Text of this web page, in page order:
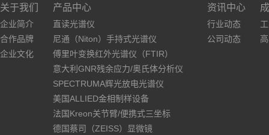
关于我们
企业简介
合作品牌
企业文化
产品中心
直读光谱仪
尼通（Niton）手持式光谱仪
傅里叶变换红外光谱仪（FTIR）
意大利GNR残余应力/奥氏体分析仪
SPECTRUMA辉光放电光谱仪
美国ALLIED金相制样设备
法国Kreon关节臂/便携式三坐标
德国蔡司（ZEISS）显微镜
资讯中心
行业动态
公司动态